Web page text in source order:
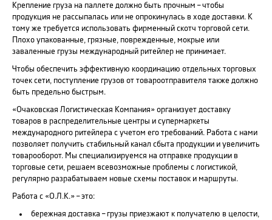
Крепление груза на паллете должно быть прочным – чтобы
продукция не рассыпалась или не опрокинулась в ходе доставки. К
тому же требуется использовать фирменный скотч торговой сети.
Плохо упакованные, грязные, поврежденные, мокрые или
заваленные грузы международный ритейлер не принимает.
Чтобы обеспечить эффективную координацию отдельных торговых
точек сети, поступление грузов от товароотправителя также должно
быть предельно быстрым.
«Очаковская Логистическая Компания» организует доставку
товаров в распределительные центры и супермаркеты
международного ритейлера с учетом его требований. Работа с нами
позволяет получить стабильный канал сбыта продукции и увеличить
товарооборот. Мы специализируемся на отправке продукции в
торговые сети, решаем всевозможные проблемы с логистикой,
регулярно разрабатываем новые схемы поставок и маршруты.
Работа с «О.Л.К.» – это:
бережная доставка – грузы приезжают к получателю в целости,